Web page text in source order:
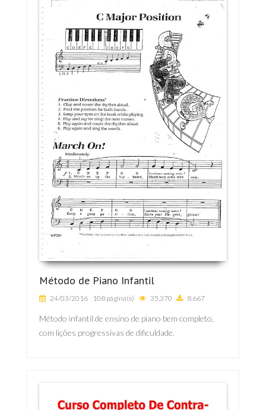
Método de Piano Infantil
24/03/2016 108 página(s) 35.370 8.667
Método infantil de ensino de piano bem completo,
com lições progressivas de dificuldade.